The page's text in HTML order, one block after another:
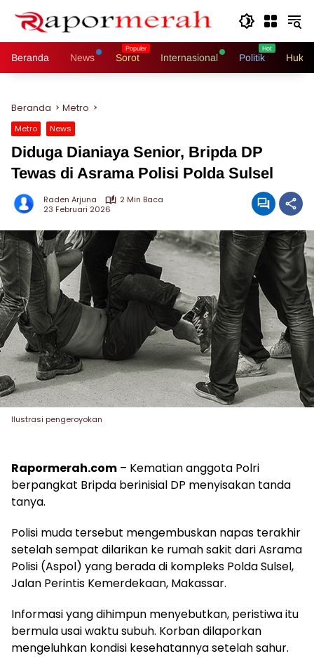
Beranda News Sorot Internasional Politik
Beranda Metro
Metro News
Diduga Dianiaya Senior, Bripda DP
Tewas di Asrama Polisi Polda Sulsel
Raden Arjuna
2 Min Baca
23 Februari 2026
Ilustrasi pengeroyokan
Rapormerah.com – Kematian anggota Polri
berpangkat Bripda berinisial DP menyisakan tanda
tanya.
Polisi muda tersebut mengembuskan napas terakhir
setelah sempat dilarikan ke rumah sakit dari Asrama
Polisi (Aspol) yang berada di kompleks Polda Sulsel,
Jalan Perintis Kemerdekaan, Makassar.
Informasi yang dihimpun menyebutkan, peristiwa itu
bermula usai waktu subuh. Korban dilaporkan
mengeluhkan kondisi kesehatannya setelah sahur.